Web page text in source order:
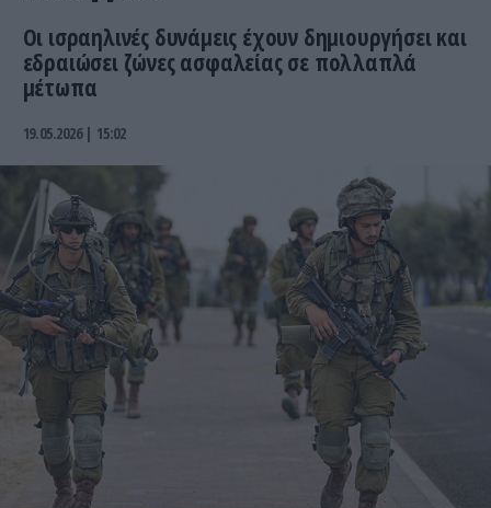
Οι ισραηλινές δυνάμεις έχουν δημιουργήσει και
εδραιώσει ζώνες ασφαλείας σε πολλαπλά
μέτωπα
19.05.2026 | 15:02